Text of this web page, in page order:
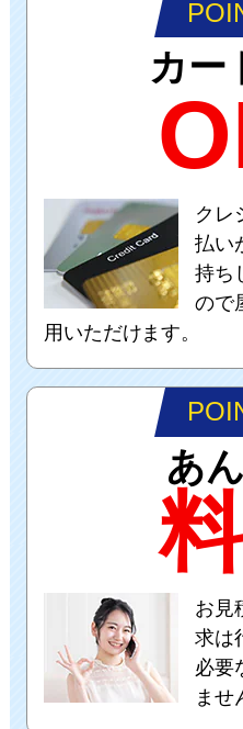
カー
クレ
払い
持ち
ので
用いただけます。
あ
お見
求は
必要
ませ